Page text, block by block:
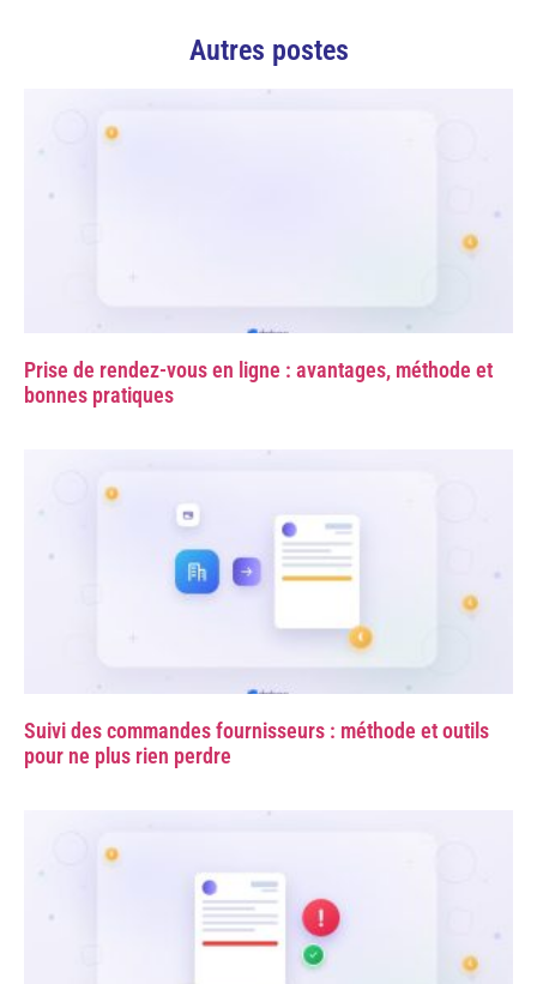
Autres postes
Prise de rendez-vous en ligne : avantages, méthode et
bonnes pratiques
Suivi des commandes fournisseurs : méthode et outils
pour ne plus rien perdre